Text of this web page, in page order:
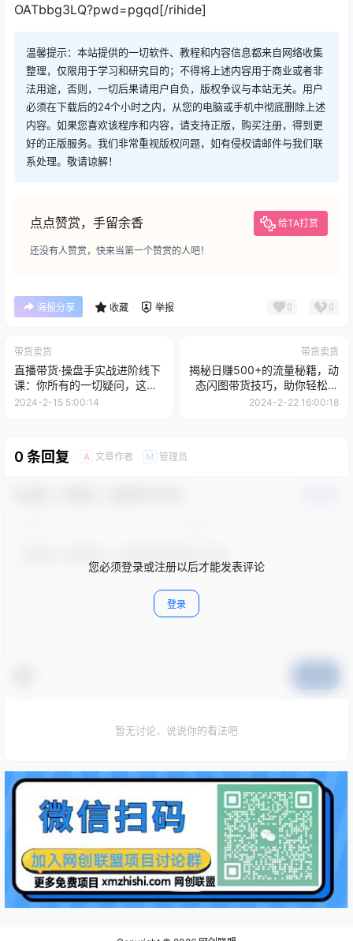
OATbbg3LQ?pwd=pgqd[/rihide]
温馨提示：本站提供的一切软件、教程和内容信息都来自网络收集
整理，仅限用于学习和研究目的；不得将上述内容用于商业或者非
法用途，否则，一切后果请用户自负，版权争议与本站无关。用户
必须在下载后的24个小时之内，从您的电脑或手机中彻底删除上述
内容。如果您喜欢该程序和内容，请支持正版，购买注册，得到更
好的正版服务。我们非常重视版权问题，如有侵权请邮件与我们联
系处理。敬请谅解！
点点赞赏，手留余香 给TA打赏
还没有人赞赏，快来当第一个赞赏的人吧！
海报分享 收藏 举报 0 0
带货卖货
直播带货·操盘手实战进阶线下
课：你所有的一切疑问，这里
全是答案
2024-2-15 5:00:14
带货卖货
揭秘日赚500+的流量秘籍，动
态闪图带货技巧，助你轻松引
爆销量！
2024-2-22 16:00:18
0 条回复 A 文章作者 M 管理员
您必须登录或注册以后才能发表评论
登录
暂无讨论，说说你的看法吧